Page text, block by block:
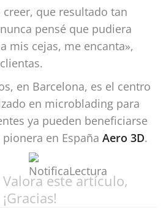
que resultado tan
pensé que pudiera
mis cejas, me encanta»,
en Barcelona, es el centro
en microblading para
ya pueden beneficiarse
en España Aero 3D.
Valora este artículo,
¡Gracias!